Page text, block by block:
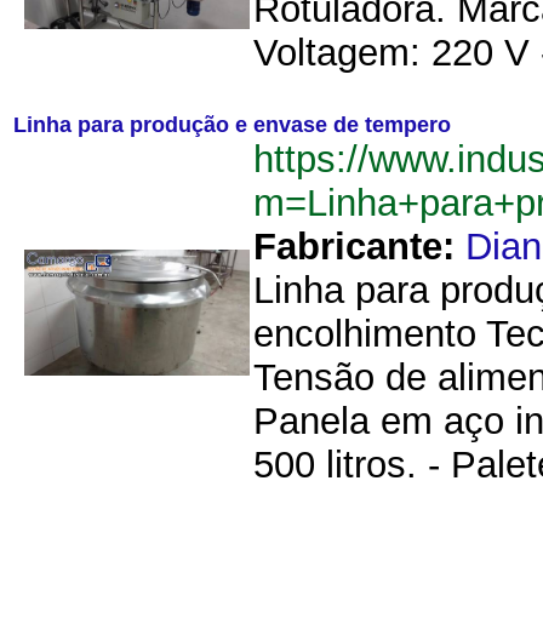
Rotuladora.
Voltagem: 220
Linha para produção e envase de tempero
https://
Fabricante:
Linha para
encolhimento
Tensão de
Panela em aço
500 litros. -